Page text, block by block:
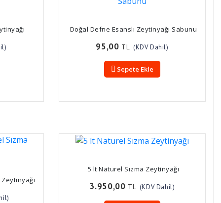
Doğal Defne Esanslı Zeytinyağı Sabunu
95,00 TL (KDV Dahil)
Sepete Ekle
5 lt Naturel Sızma Zeytinyağı
3.950,00 TL (KDV Dahil)